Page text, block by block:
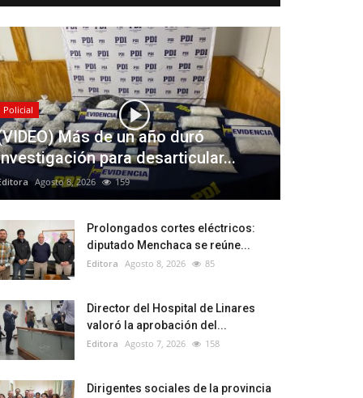
Policial
Más de un año duró
para desarticular...
Agosto 8, 2026 159
Prolongados cortes eléctricos:
diputado Menchaca se reúne...
Editora Agosto 8, 2026 85
Director del Hospital de Linares
valoró la aprobación del...
Editora Agosto 7, 2026 158
Dirigentes sociales de la provincia